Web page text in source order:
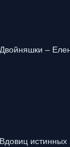
Двойняшки –
Вдовиц истинных